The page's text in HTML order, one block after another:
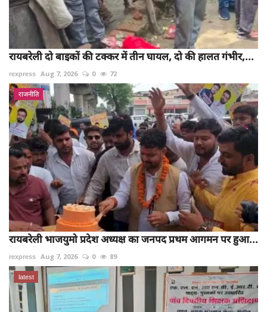
रायबरेली दो बाइकों की टक्कर में तीन घायल, दो की हालत गंभीर,...
rexpress Aug 7, 2026 0 72
राजनीति
रायबरेली भाजयुमो प्रदेश अध्यक्ष का जनपद प्रथम आगमन पर हुआ...
rexpress Aug 7, 2026 0 89
latest